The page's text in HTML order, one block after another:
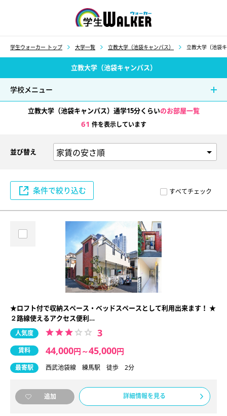
学生ウォーカー トップ 大学一覧 立教大学（池袋キャンパス） 立教大学（池袋
立教大学（池袋キャンパス）
学校メニュー
立教大学（池袋キャンパス）通学15分くらいのお部屋一覧
61 件を表示しています
すべてチェック
並び替え
条件で絞り込む
★ロフト付で収納スペース・ベッドスペースとして利用出来ます！ ★
２路線使えるアクセス便利…
人気度 3
賃料 44,000円 ～45,000円
最寄駅 西武池袋線 練馬駅 徒歩 2分
追加 詳細情報を見る